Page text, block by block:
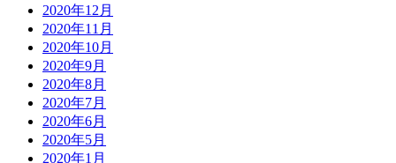
2020年12月
2020年11月
2020年10月
2020年9月
2020年8月
2020年7月
2020年6月
2020年5月
2020年1月